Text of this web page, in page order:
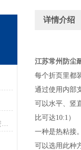
应用实践：西安通风软连接在风机进出口安装中的缓冲减震与密封要点
详情介绍
江苏常州防尘
每个折页里都
通过使用内部
可以水平、竖
比可达10:1）
一种是热粘接
可以选用此种